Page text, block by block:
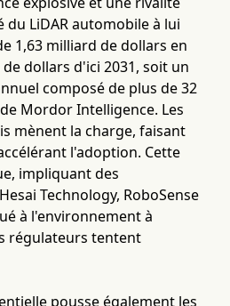
du LiDAR automobile à lui
1,63 milliard de dollars en
dollars d'ici 2031, soit un
composé de plus de 32
Mordor Intelligence. Les
mènent la charge, faisant
l'adoption. Cette
impliquant des
Technology, RoboSense
à l'environnement à
régulateurs tentent
pousse également les